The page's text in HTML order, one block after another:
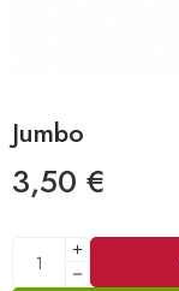
Jumbo
3,50 €
Alternative: